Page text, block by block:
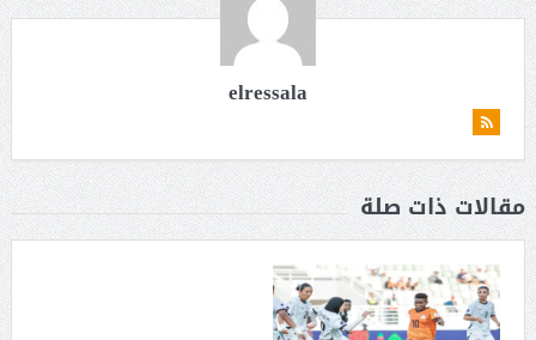
elressala
مقالات ذات صلة